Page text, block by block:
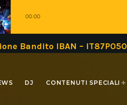
00:00
–
DJ CONTENUTI SPECIALI